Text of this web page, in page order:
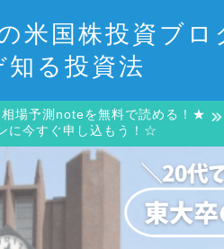
米国株投資ブロ
る投資法
場予測noteを無料で読める！★
に今すぐ申し込もう！☆